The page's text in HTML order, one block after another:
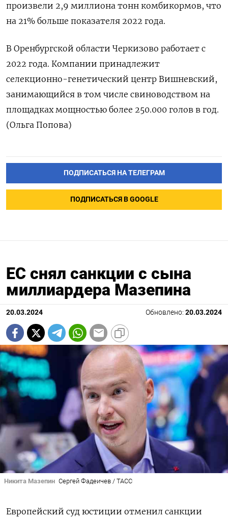
произвели 2,9 миллиона тонн комбикормов, что
на 21% больше показателя 2022 года.
В Оренбургской области Черкизово работает с
2022 года. Компании принадлежит
селекционно-генетический центр Вишневский,
занимающийся в том числе свиноводством на
площадках мощностью более 250.000 голов в год.
(Ольга Попова)
ПОДПИСАТЬСЯ НА ТЕЛЕГРАМ
ПОДПИСАТЬСЯ В GOOGLE
ЕС снял санкции с сына
миллиардера Мазепина
20.03.2024 Обновлено: 20.03.2024
Никита Мазепин Сергей Фадеичев / ТАСС
Европейский суд юстиции отменил санкции